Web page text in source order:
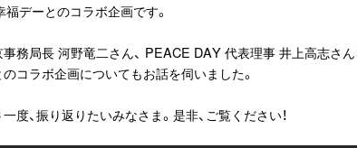
デーとのコラボ企画です。
務局長 河野竜二さん、 PEACE DAY 代表理事 井上高志さ
コラボ企画についてもお話を伺いました。
度、振り返りたいみなさま。是非、ご覧ください！